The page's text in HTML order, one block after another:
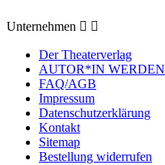
Unternehmen  
Der Theaterverlag
AUTOR*IN WERDEN
FAQ/AGB
Impressum
Datenschutzerklärung
Kontakt
Sitemap
Bestellung widerrufen